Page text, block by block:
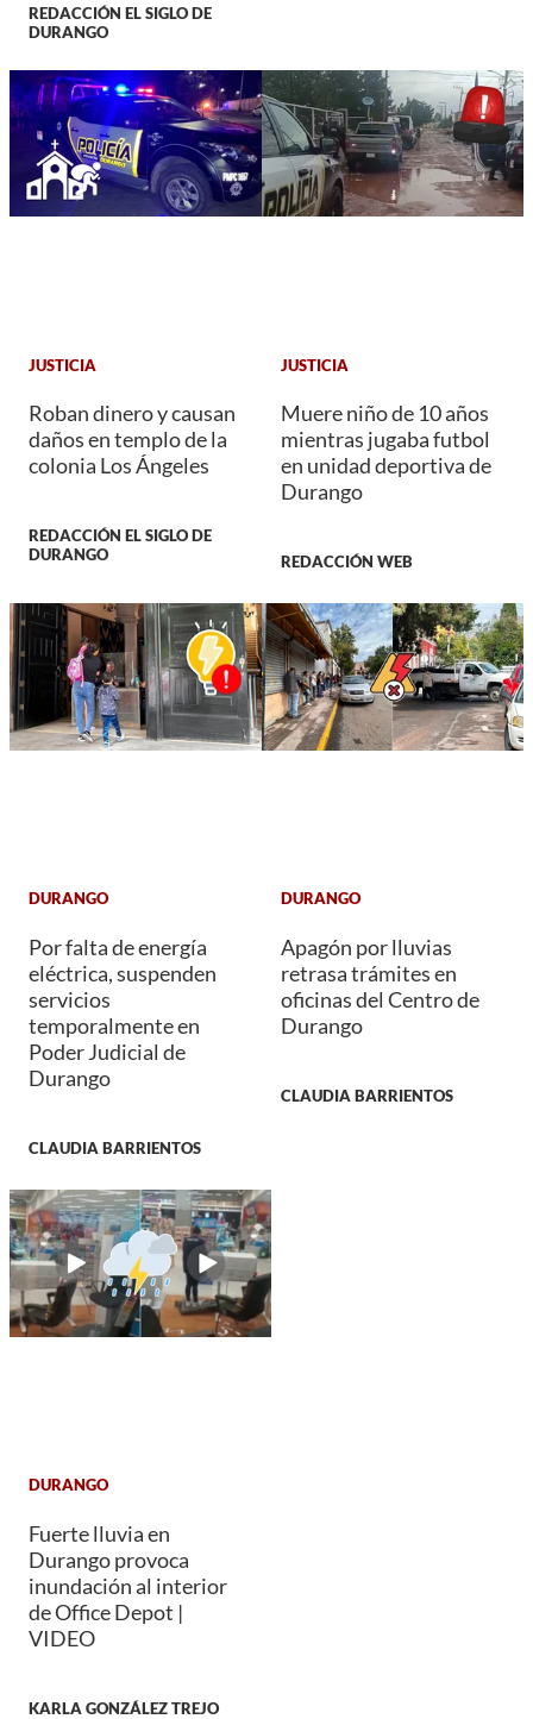
REDACCIÓN EL SIGLO DE
DURANGO
JUSTICIA
Roban dinero y causan
daños en templo de la
colonia Los Ángeles
REDACCIÓN EL SIGLO DE
DURANGO
JUSTICIA
Muere niño de 10 años
mientras jugaba futbol
en unidad deportiva de
Durango
REDACCIÓN WEB
DURANGO
Por falta de energía
eléctrica, suspenden
servicios
temporalmente en
Poder Judicial de
Durango
CLAUDIA BARRIENTOS
DURANGO
Apagón por lluvias
retrasa trámites en
oficinas del Centro de
Durango
CLAUDIA BARRIENTOS
DURANGO
Fuerte lluvia en
Durango provoca
inundación al interior
de Office Depot |
VIDEO
KARLA GONZÁLEZ TREJO